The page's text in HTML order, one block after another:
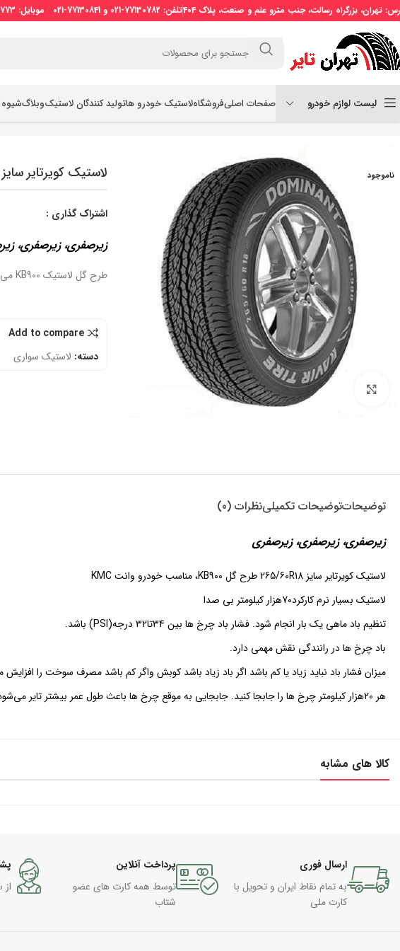
تهران، بزرگراه رسالت، جنب مترو علم و صنعت، پلاک 404 تلفن: 77130782-021 و 77130841-021 موبایل: 09121509773
لیست لوازم خودرو صفحات اصلیفروشگاهلاستیک خودرو هاتولید کنندگان لاستیکوبلاگشیوه
خانه لاستیک سواری لاستیک کویرتایر سایز 265/60R18 طرح گل KB900
ناموجود
برای بزرگنمایی کلیک کنید
لاستیک کویرتایر سایز 265/60R18 طرح گل KB900
اشتراک گذاری :
زیرصفری، زیرصفری،
طرح گل لاستیک KB900 می‌باشد. تاریخ لاستیک 2022 می‌باشد. ساخت کشور ایران
Add to compare
دسته: لاستیک سواری
توضیحاتتوضیحات تکمیلینظرات (0)
زیرصفری، زیرصفری، زیرصفری
لاستیک کویرتایر سایز 265/60R18 طرح گل KB900، مناسب خودرو وانت KMC
لاستیک بسیار نرم کارکرد70هزار کیلومتر بی صدا
تنظیم باد ماهی یک بار انجام شود. فشار باد چرخ ها بین 34تا32 درجه(PSI) باشد.
باد چرخ ها در رانندگی نقش مهمی دارد.
میزان فشار باد نباید زیاد یا کم باشد اگر باد زیاد باشد کوبش واگر کم باشد مصرف سوخت را
هر 20هزار کیلومتر چرخ ها را جابجا کنید. جابجایی به موقع چرخ ها باعث طول عمر بیشتر تایر می‌شود.
کالا های مشابه
ارسال فوری
به تمام نقاط ایران و تحویل با
کارت ملی
پرداخت آنلاین
توسط همه کارت های عضو
شتاب
از